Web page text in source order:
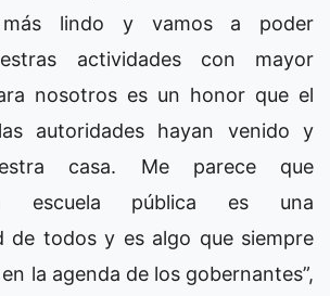
más lindo y vamos a poder
actividades con mayor
nosotros es un honor que el
autoridades hayan venido y
casa. Me parece que
escuela pública es una
de todos y es algo que siempre
la agenda de los gobernantes”,